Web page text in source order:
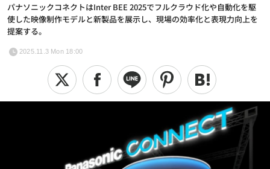
パナソニックコネクトはInter BEE 2025でフルクラウド化や自動化を駆
使した映像制作モデルと新製品を展示し、現場の効率化と表現力向上を
提案する。
2025.11.3 Mon 18:00